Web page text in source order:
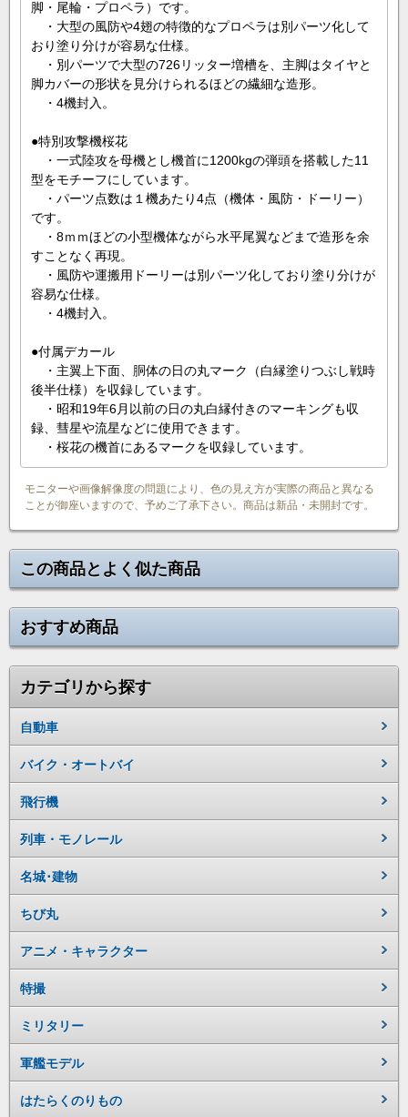
脚・尾輪・プロペラ）です。
・大型の風防や4翅の特徴的なプロペラは別パーツ化して
おり塗り分けが容易な仕様。
・別パーツで大型の726リッター増槽を、主脚はタイヤと
脚カバーの形状を見分けられるほどの繊細な造形。
・4機封入。
●特別攻撃機桜花
・一式陸攻を母機とし機首に1200kgの弾頭を搭載した11
型をモチーフにしています。
・パーツ点数は１機あたり4点（機体・風防・ドーリー）
です。
・8ｍｍほどの小型機体ながら水平尾翼などまで造形を余
すことなく再現。
・風防や運搬用ドーリーは別パーツ化しており塗り分けが
容易な仕様。
・4機封入。
●付属デカール
・主翼上下面、胴体の日の丸マーク（白縁塗りつぶし戦時
後半仕様）を収録しています。
・昭和19年6月以前の日の丸白縁付きのマーキングも収
録、彗星や流星などに使用できます。
・桜花の機首にあるマークを収録しています。
モニターや画像解像度の問題により、色の見え方が実際の商品と異なる
ことが御座いますので、予めご了承下さい。商品は新品・未開封です。
この商品とよく似た商品
おすすめ商品
カテゴリから探す
自動車
バイク・オートバイ
飛行機
列車・モノレール
名城･建物
ちび丸
アニメ・キャラクター
特撮
ミリタリー
軍艦モデル
はたらくのりもの